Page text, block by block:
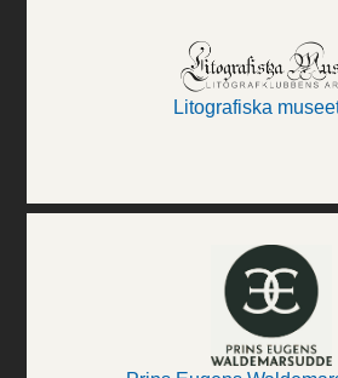
Litografiska